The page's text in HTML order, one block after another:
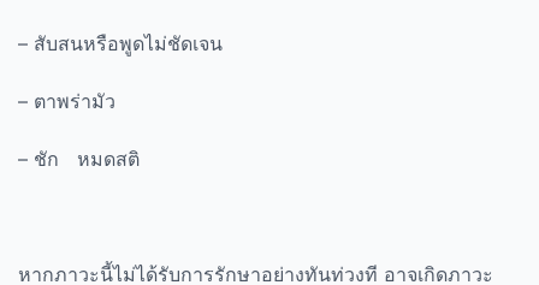
– สับสนหรือพูดไม่ชัดเจน
– ตาพร่ามัว
– ชัก หมดสติ
หากภาวะนี้ไม่ได้รับการรักษาอย่างทันท่วงที อาจเกิดภาวะ